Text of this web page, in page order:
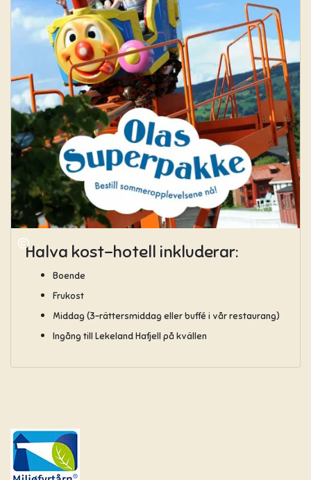
Halva kost-hotell inkluderar:
Boende
Frukost
Middag (3-rättersmiddag eller buffé i vår restaurang)
Ingång till Lekeland Hafjell på kvällen